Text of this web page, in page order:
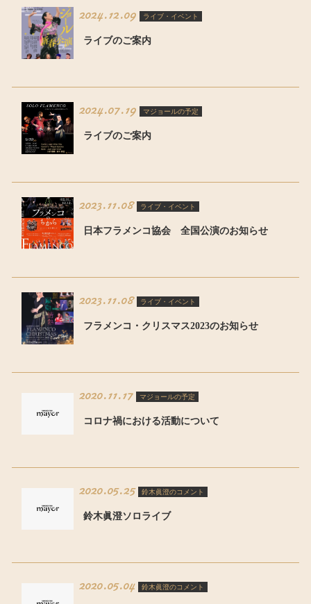
2024.12.09 ライブ・イベント
ライブのご案内
2024.07.19 マジョールの予定
ライブのご案内
2023.11.08 ライブ・イベント
日本フラメンコ協会 全国公演のお知らせ
2023.11.08 ライブ・イベント
フラメンコ・クリスマス2023のお知らせ
2020.11.17 マジョールの予定
コロナ禍における活動について
2020.05.25 鈴木眞澄のコメント
鈴木眞澄ソロライブ
2020.05.04 鈴木眞澄のコメント